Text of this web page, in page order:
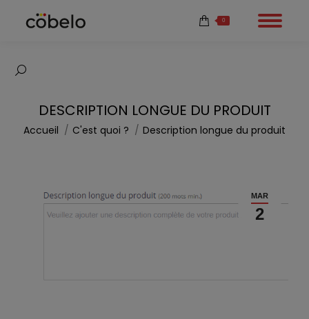
Recherche
0
DESCRIPTION LONGUE DU PRODUIT
Vous êtes ici :
Accueil C'est quoi ? Description longue du produit
MAR
2